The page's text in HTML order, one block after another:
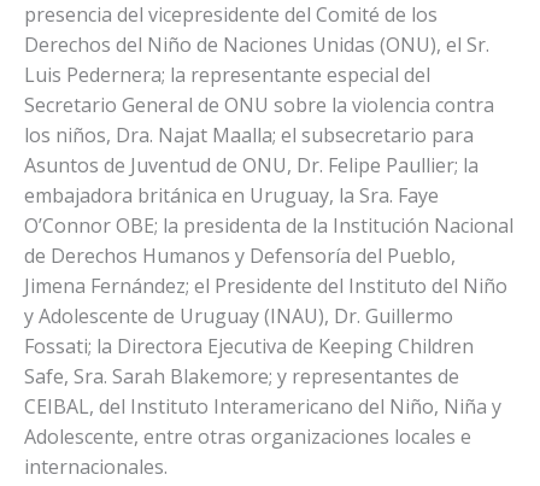
presencia del vicepresidente del Comité de los
Derechos del Niño de Naciones Unidas (ONU), el Sr.
Luis Pedernera; la representante especial del
Secretario General de ONU sobre la violencia contra
los niños, Dra. Najat Maalla; el subsecretario para
Asuntos de Juventud de ONU, Dr. Felipe Paullier; la
embajadora británica en Uruguay, la Sra. Faye
O’Connor OBE; la presidenta de la Institución Nacional
de Derechos Humanos y Defensoría del Pueblo,
Jimena Fernández; el Presidente del Instituto del Niño
y Adolescente de Uruguay (INAU), Dr. Guillermo
Fossati; la Directora Ejecutiva de Keeping Children
Safe, Sra. Sarah Blakemore; y representantes de
CEIBAL, del Instituto Interamericano del Niño, Niña y
Adolescente, entre otras organizaciones locales e
internacionales.